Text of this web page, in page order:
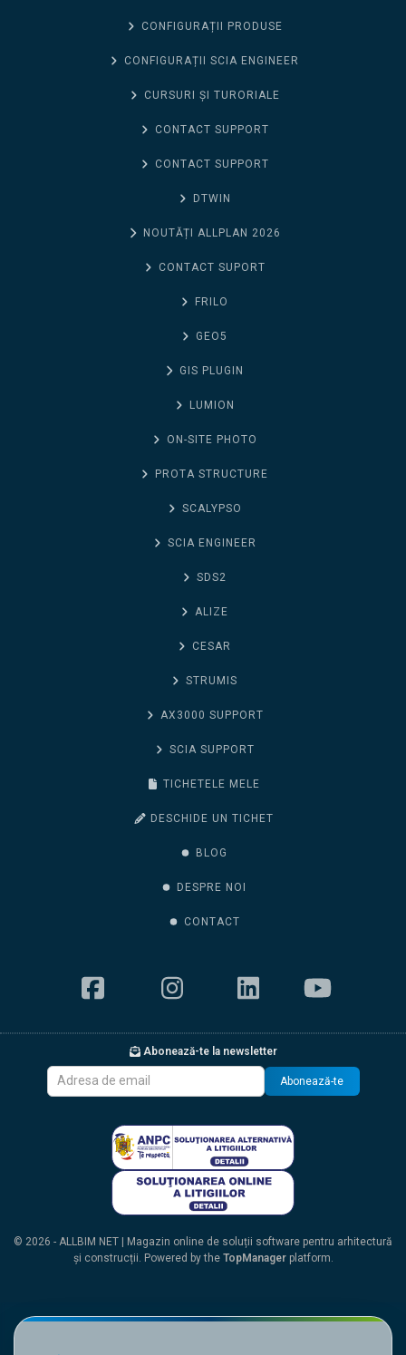
CONFIGURAȚII PRODUSE
CONFIGURAȚII SCIA ENGINEER
CURSURI ȘI TURORIALE
CONTACT SUPPORT
CONTACT SUPPORT
DTWIN
NOUTĂȚI ALLPLAN 2026
CONTACT SUPORT
FRILO
GEO5
GIS PLUGIN
LUMION
ON-SITE PHOTO
PROTA STRUCTURE
SCALYPSO
SCIA ENGINEER
SDS2
ALIZE
CESAR
STRUMIS
AX3000 SUPPORT
SCIA SUPPORT
TICHETELE MELE
DESCHIDE UN TICHET
BLOG
DESPRE NOI
CONTACT
Abonează-te la newsletter
Abonează-te
© 2026 - ALLBIM NET | Magazin online de soluții software pentru arhitectură
și construcții. Powered by the TopManagerplatform.